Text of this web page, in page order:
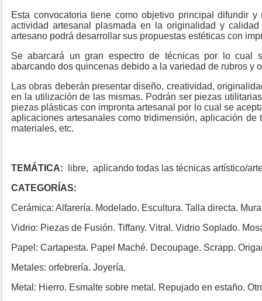
Esta convocatoria tiene como objetivo principal difundir
actividad artesanal plasmada en la originalidad y
artesano podrá desarrollar sus propuestas estéticas con
Se abarcará un gran espectro de técnicas por lo cual
abarcando dos quincenas debido a la variedad de rubros y
Las obras deberán presentar diseño, creatividad,
en la utilización de las mismas. Podrán ser piezas
piezas plásticas con impronta artesanal por lo cual se
aplicaciones artesanales como tridimensión, aplicación de
materiales, etc.
TEMÁTICA:
libre, aplicando todas las técnicas artístico/
CATEGORÍAS:
Cerámica: Alfarería. Modelado. Escultura. Talla directa.
Vidrio: Piezas de Fusión. Tiffany. Vitral. Vidrio Soplado.
Papel: Cartapesta. Papel Maché. Decoupage. Scrapp.
Metales: orfebrería. Joyería.
Metal: Hierro. Esmalte sobre metal. Repujado en estaño.